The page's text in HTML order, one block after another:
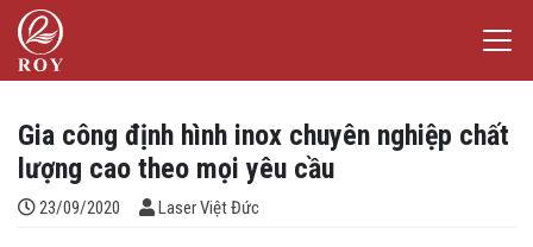
Chuyển đến nội dung
Laser Việt Đức
Gia công định hình inox chuyên nghiệp chất
lượng cao theo mọi yêu cầu
23/09/2020 Đăng bởi
Laser Việt Đức